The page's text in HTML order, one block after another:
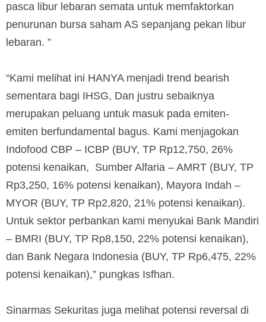
pasca libur lebaran semata untuk memfaktorkan
penurunan bursa saham AS sepanjang pekan libur
lebaran. ”
“Kami melihat ini HANYA menjadi trend bearish
sementara bagi IHSG, Dan justru sebaiknya
merupakan peluang untuk masuk pada emiten-
emiten berfundamental bagus. Kami menjagokan
Indofood CBP – ICBP (BUY, TP Rp12,750, 26%
potensi kenaikan, Sumber Alfaria – AMRT (BUY, TP
Rp3,250, 16% potensi kenaikan), Mayora Indah –
MYOR (BUY, TP Rp2,820, 21% potensi kenaikan).
Untuk sektor perbankan kami menyukai Bank Mandiri
– BMRI (BUY, TP Rp8,150, 22% potensi kenaikan),
dan Bank Negara Indonesia (BUY, TP Rp6,475, 22%
potensi kenaikan),” pungkas Isfhan.
Sinarmas Sekuritas juga melihat potensi reversal di